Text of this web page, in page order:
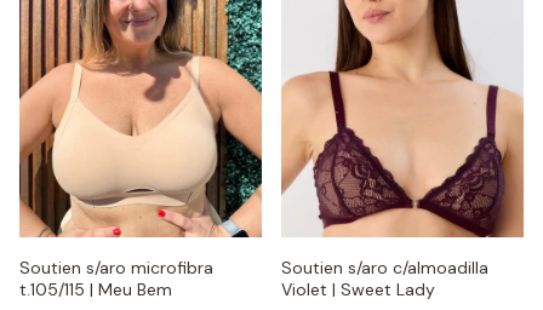
Soutien s/aro microfibra
t.105/115 | Meu Bem
Soutien s/aro c/almoadilla
Violet | Sweet Lady